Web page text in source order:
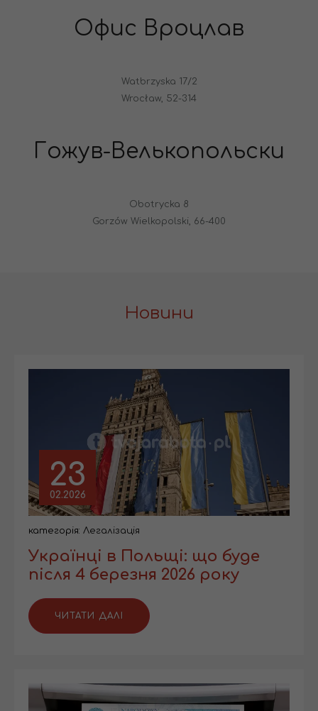
Офис Вроцлав
Watbrzyska 17/2
Wrocław, 52-314
Гожув-Велькопольски
Obotrycka 8
Gorzów Wielkopolski, 66-400
Новини
23
02.2026
категорія: Легалізація
Українці в Польщі: що буде
після 4 березня 2026 року
ЧИТАТИ ДАЛІ